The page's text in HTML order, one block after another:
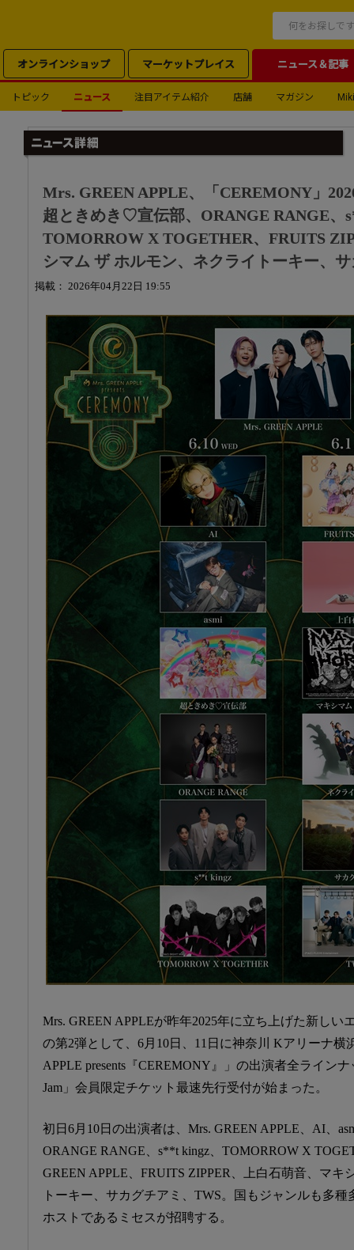
オンラインショップ マーケットプレイス ニュース＆記事
トピック ニュース 注目アイテム紹介 店舗 マガジン
Mrs. GREEN APPLE、「CEREMONY」
超ときめき♡宣伝部、ORANGE RANGE、
TOMORROW X TOGETHER、FRUITS
シマム ザ ホルモン、ネクライトーキー、
掲載： 2026年04月22日 19:55
Mrs. GREEN APPLEが昨年2025年に立ち上げた新しい
の第2弾として、6月10日、11日に神奈川 Kアリーナ横
APPLE presents『CEREMONY』」の出演者全ライン
Jam」会員限定チケット最速先行受付が始まった。
初日6月10日の出演者は、Mrs. GREEN APPLE、AI、
ORANGE RANGE、s**t kingz、TOMORROW X
GREEN APPLE、FRUITS ZIPPER、上白石萌音、マキ
トーキー、サカグチアミ、TWS。国もジャンルも多
ホストであるミセスが招聘する。